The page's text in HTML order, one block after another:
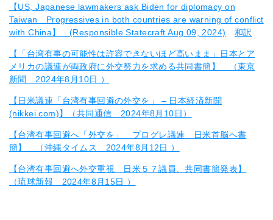
【US, Japanese lawmakers ask Biden for diplomacy on
Taiwan Progressives in both countries are warning of conflict
with China】 (Responsible Statecraft Aug 09, 2024)
和訳
【「台湾有事の可能性は許容できないほど高いまま」日本とア
メリカの議連が両政府に外交努力を求める共同書簡】 （東京
新聞 2024年8月10日 ）
【日米議連「台湾有事回避の外交を」 – 日本経済新聞
(nikkei.com)】（共同通信 2024年8月10日）
【台湾有事回避へ「外交を」 プログレ議連 日米首脳へ書
簡】 （沖縄タイムス 2024年8月12日 ）
【台湾有事回避へ外交重視 日米５７議員、共同書簡発表】
（琉球新報 2024年8月15日 ）